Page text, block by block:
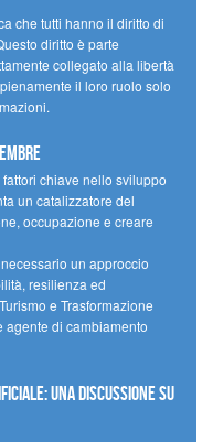
che tutti hanno il diritto di
diritto è parte
collegato alla libertà
il loro ruolo solo
chiave nello sviluppo
un catalizzatore del
occupazione e creare
un approccio
resilienza ed
e Trasformazione
agente di cambiamento
una discussione su